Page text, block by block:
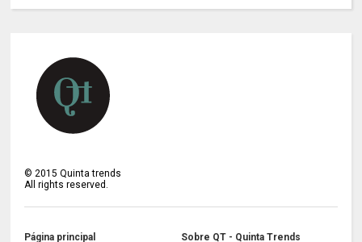
© 2015 Quinta trends
All rights reserved.
Página principal Sobre QT - Quinta Trends